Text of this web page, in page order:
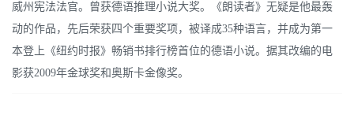
威州宪法法官。曾获德语推理小说大奖。《朗读者》无疑是他最轰
动的作品，先后荣获四个重要奖项，被译成35种语言，并成为第一
本登上《纽约时报》畅销书排行榜首位的德语小说。据其改编的电
影获2009年金球奖和奥斯卡金像奖。